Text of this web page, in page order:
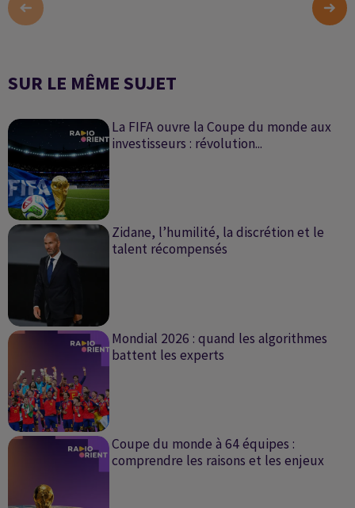
SUR LE MÊME SUJET
La FIFA ouvre la Coupe du monde aux
investisseurs : révolution...
Zidane, l’humilité, la discrétion et le
talent récompensés
Mondial 2026 : quand les algorithmes
battent les experts
Coupe du monde à 64 équipes :
comprendre les raisons et les enjeux